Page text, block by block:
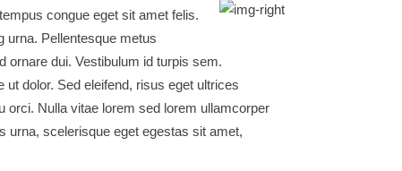
congue eget sit amet felis.
urna. Pellentesque metus
ornare dui. Vestibulum id turpis sem.
dolor. Sed eleifend, risus eget ultrices
orci. Nulla vitae lorem sed lorem ullamcorper
urna, scelerisque eget egestas sit amet,